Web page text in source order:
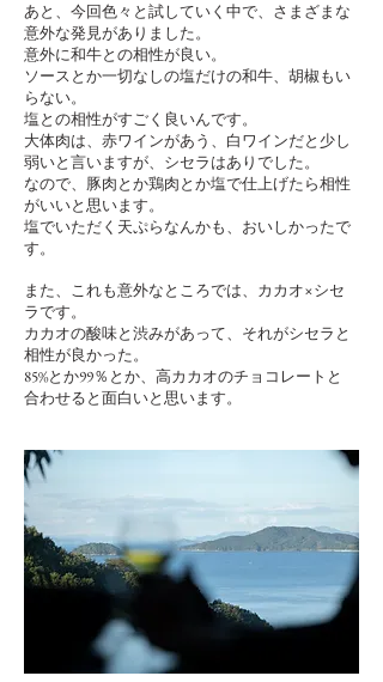
あと、今回色々と試していく中で、さまざまな
意外な発見がありました。
意外に和牛との相性が良い。
ソースとか一切なしの塩だけの和牛、胡椒もい
らない。
塩との相性がすごく良いんです。
大体肉は、赤ワインがあう、白ワインだと少し
弱いと言いますが、シセラはありでした。
なので、豚肉とか鶏肉とか塩で仕上げたら相性
がいいと思います。
塩でいただく天ぷらなんかも、おいしかったで
す。
また、これも意外なところでは、カカオ×シセ
ラです。
カカオの酸味と渋みがあって、それがシセラと
相性が良かった。
85%とか99％とか、高カカオのチョコレートと
合わせると面白いと思います。